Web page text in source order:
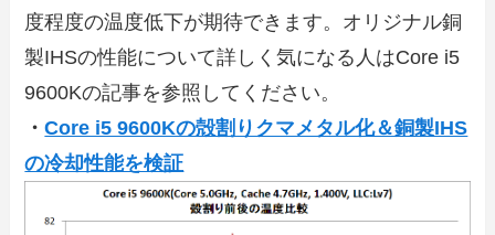
度程度の温度低下が期待できます。オリジナル銅
製IHSの性能について詳しく気になる人はCore i5
9600Kの記事を参照してください。
・Core i5 9600Kの殻割りクマメタル化＆銅製IHS
の冷却性能を検証